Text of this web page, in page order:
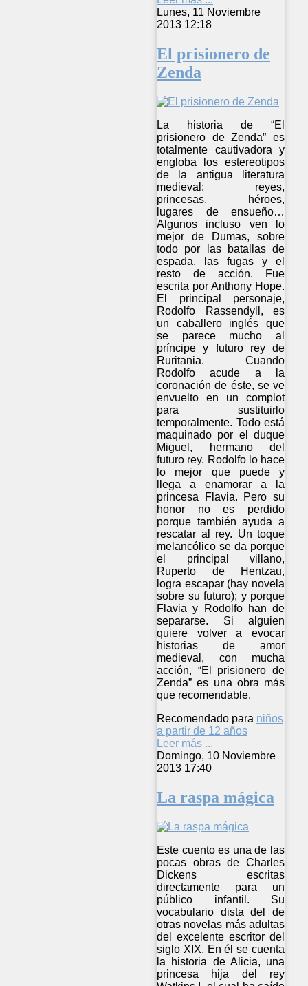
Lunes, 11 Noviembre
2013 12:18
El prisionero de
Zenda
La historia de “El
prisionero de Zenda” es
totalmente cautivadora y
engloba los estereotipos
de la antigua literatura
medieval: reyes,
princesas, héroes,
lugares de ensueño…
Algunos incluso ven lo
mejor de Dumas, sobre
todo por las batallas de
espada, las fugas y el
resto de acción. Fue
escrita por Anthony Hope.
El principal personaje,
Rodolfo Rassendyll, es
un caballero inglés que
se parece mucho al
príncipe y futuro rey de
Ruritania. Cuando
Rodolfo acude a la
coronación de éste, se ve
envuelto en un complot
para sustituirlo
temporalmente. Todo está
maquinado por el duque
Miguel, hermano del
futuro rey. Rodolfo lo hace
lo mejor que puede y
llega a enamorar a la
princesa Flavia. Pero su
honor no es perdido
porque también ayuda a
rescatar al rey. Un toque
melancólico se da porque
el principal villano,
Ruperto de Hentzau,
logra escapar (hay novela
sobre su futuro); y porque
Flavia y Rodolfo han de
separarse. Si alguien
quiere volver a evocar
historias de amor
medieval, con mucha
acción, “El prisionero de
Zenda” es una obra más
que recomendable.
Recomendado para niños
a partir de 12 años
Leer más ...
Domingo, 10 Noviembre
2013 17:40
La raspa mágica
Este cuento es una de las
pocas obras de Charles
Dickens escritas
directamente para un
público infantil. Su
vocabulario dista del de
otras novelas más adultas
del excelente escritor del
siglo XIX. En él se cuenta
la historia de Alicia, una
princesa hija del rey